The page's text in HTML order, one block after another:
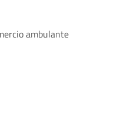
ambulante